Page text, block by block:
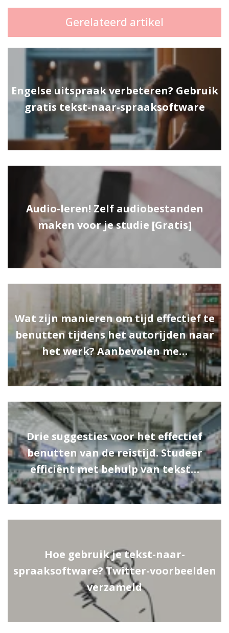
Gerelateerd artikel
Engelse uitspraak verbeteren? Gebruik
gratis tekst-naar-spraaksoftware
Audio-leren! Zelf audiobestanden
maken voor je studie [Gratis]
Wat zijn manieren om tijd effectief te
benutten tijdens het autorijden naar
het werk? Aanbevolen me…
Drie suggesties voor het effectief
benutten van de reistijd. Studeer
efficiënt met behulp van tekst…
Hoe gebruik je tekst-naar-
spraaksoftware? Twitter-voorbeelden
verzameld